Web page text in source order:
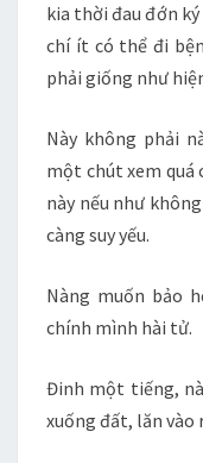
kia thời đau đớn
chí ít có thể đi
phải giống như
Này không phải
một chút xem quá
này nếu như
càng suy yếu.
Nàng muốn bảo
chính mình hài tử.
Đinh một tiếng,
xuống đất, lăn vào